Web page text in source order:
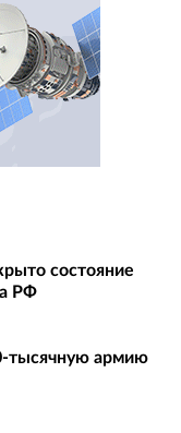
состояние
РФ
тысячную армию